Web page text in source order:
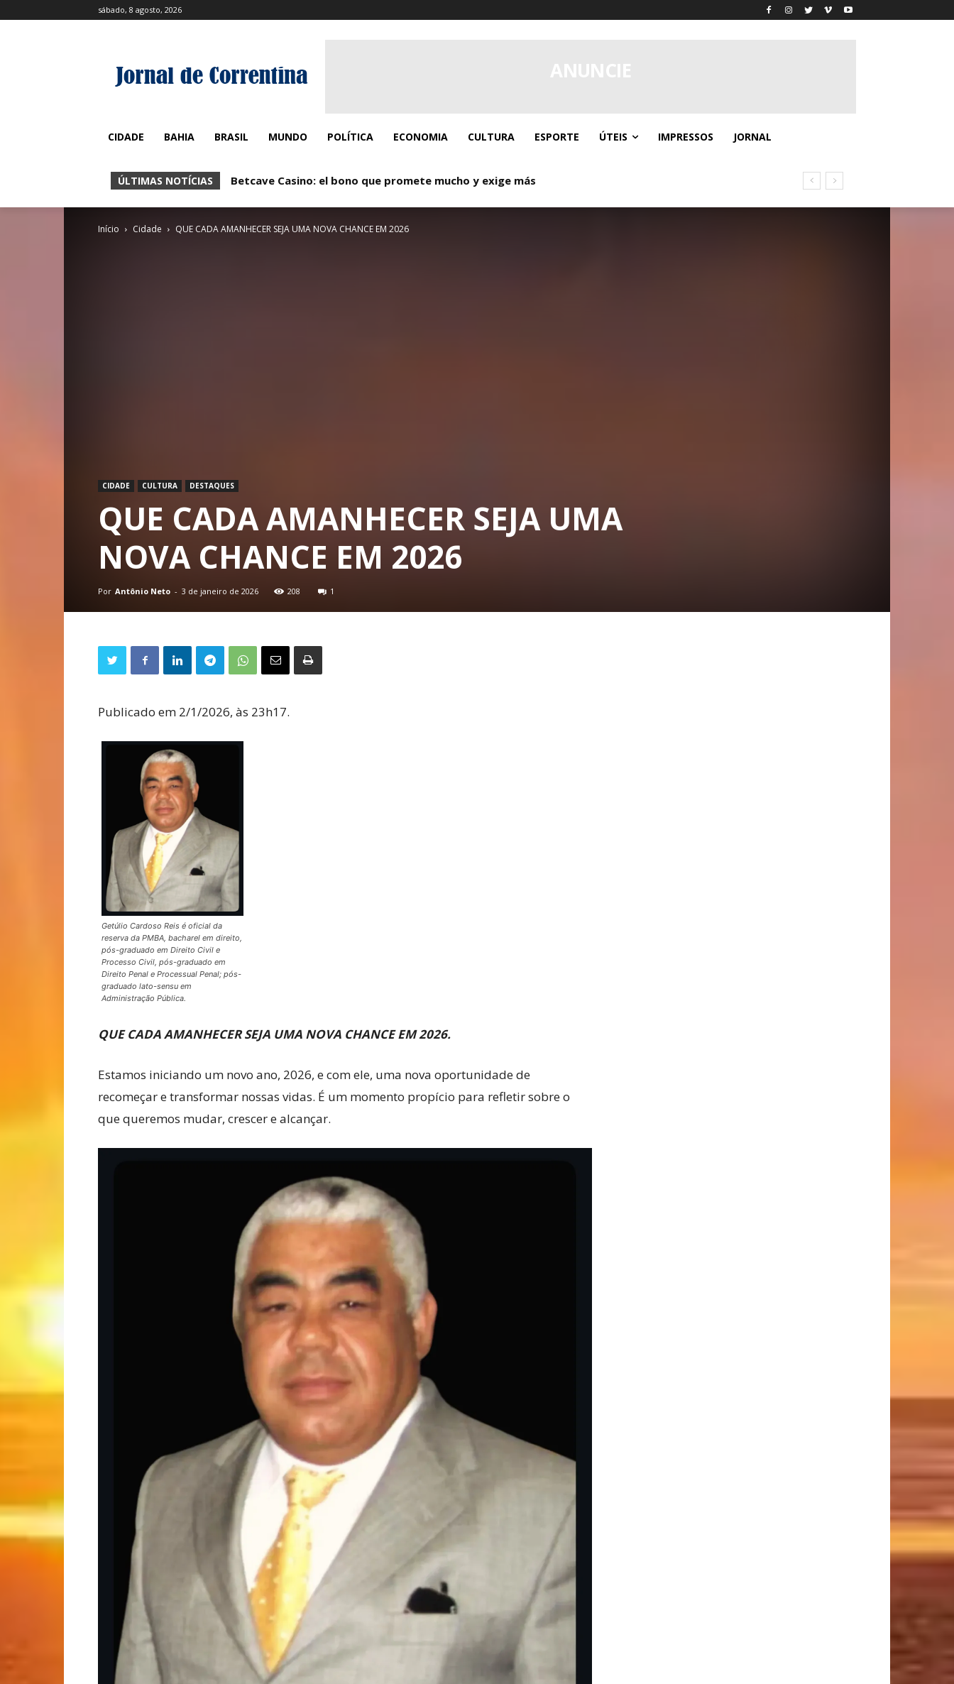
sábado, 8 agosto, 2026
CIDADE BAHIA BRASIL MUNDO POLÍTICA ECONOMIA CULTURA ESPORTE ÚTEIS IMPRESSOS JORNAL
ÚLTIMAS NOTÍCIAS Betcave Casino: el bono que promete mucho y exige más
Betcave Casino: Donde los giros gratis y el caos controlado se dan la mano
Início Cidade QUE CADA AMANHECER SEJA UMA NOVA CHANCE EM 2026
CIDADE CULTURA DESTAQUES
QUE CADA AMANHECER SEJA UMA
NOVA CHANCE EM 2026
Por Antônio Neto - 3 de janeiro de 2026 208 1
Publicado em 2/1/2026, às 23h17.
Getúlio Cardoso Reis é oficial da
reserva da PMBA, bacharel em direito,
pós-graduado em Direito Civil e
Processo Civil, pós-graduado em
Direito Penal e Processual Penal; pós-
graduado lato-sensu em
Administração Pública.
QUE CADA AMANHECER SEJA UMA NOVA CHANCE EM 2026.
Estamos iniciando um novo ano, 2026, e com ele, uma nova oportunidade de
recomeçar e transformar nossas vidas. É um momento propício para refletir sobre o
que queremos mudar, crescer e alcançar.